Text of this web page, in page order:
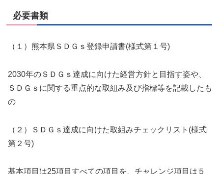
必要書類
（１）熊本県ＳＤＧｓ登録申請書(様式第１号)
2030年のＳＤＧｓ達成に向けた経営方針と目指す姿や、
ＳＤＧｓに関する重点的な取組み及び指標等を記載したも
の
（２）ＳＤＧｓ達成に向けた取組みチェックリスト(様式
第２号)
基本項目は25項目すべての項目を、チャレンジ項目は５